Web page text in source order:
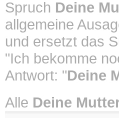
Spruch Deine
allgemeine
und ersetzt das
"Ich bekomme
Antwort: "Deine
Alle Deine